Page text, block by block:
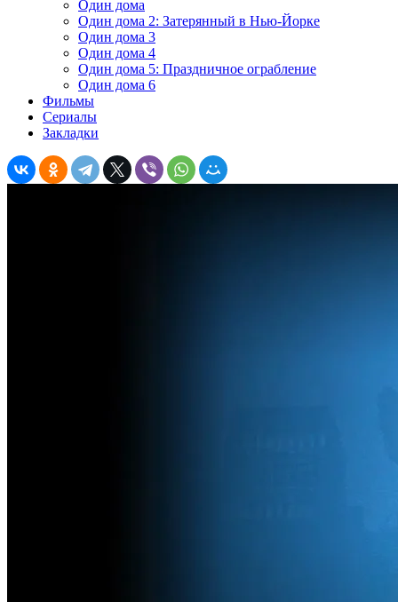
Один дома
Один дома 2: Затерянный в Нью-Йорке
Один дома 3
Один дома 4
Один дома 5: Праздничное ограбление
Один дома 6
Фильмы
Сериалы
Закладки